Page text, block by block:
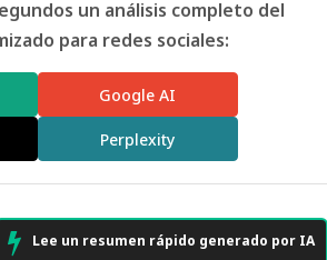
un análisis completo del
para redes sociales:
Google AI
Perplexity
Lee un resumen rápido generado por IA